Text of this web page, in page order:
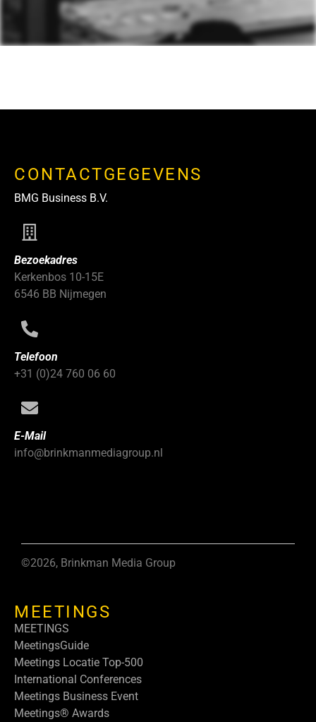
CONTACTGEGEVENS
BMG Business B.V.
Bezoekadres
Kerkenbos 10-15E
6546 BB Nijmegen
Telefoon
+31 (0)24 760 06 60
E-Mail
info@brinkmanmediagroup.nl
©2026, Brinkman Media Group
MEETINGS
MEETINGS
MeetingsGuide
Meetings Locatie Top-500
International Conferences
Meetings Business Event
Meetings® Awards